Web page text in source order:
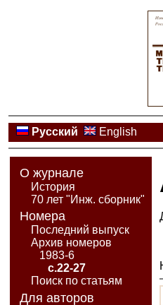
Русский English
О журнале
История
70 лет "Инж. сборник"
Номера
Последний выпуск
Архив номеров
1983-6
с.22-27
Поиск по статьям
Для авторов